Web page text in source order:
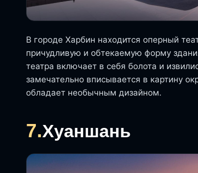
В городе Харбин находится оперный
причудливую и обтекаемую форму
театра включает в себя болота и
замечательно вписывается в картину
обладает необычным дизайном.
7.Хуаншань